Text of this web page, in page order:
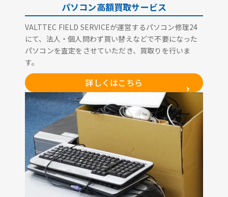
パソコン高額買取サービス
VALTTEC FIELD SERVICEが運営するパソコン修理24
にて、法人・個人問わず買い替えなどで不要になった
パソコンを査定をさせていただき、買取りを行いま
す。
詳しくはこちら